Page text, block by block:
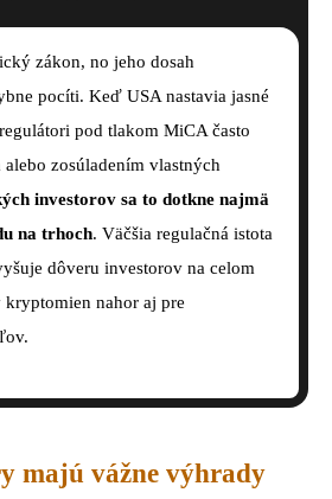
zákon, no jeho dosah
pocíti. Keď USA nastavia jasné
pod tlakom MiCA často
zosúladením vlastných
investorov sa to dotkne najmä
na trhoch. Väčšia regulačná istota
dôveru investorov na celom
kryptomien nahor aj pre
majú vážne výhrady